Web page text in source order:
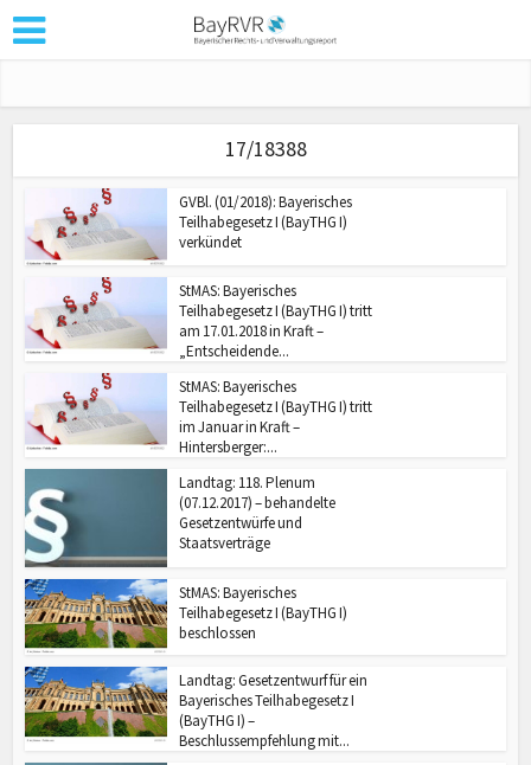
17/18388
GVBl. (01/2018): Bayerisches
Teilhabegesetz I (BayTHG I)
verkündet
StMAS: Bayerisches
Teilhabegesetz I (BayTHG I) tritt
am 17.01.2018 in Kraft –
„Entscheidende...
StMAS: Bayerisches
Teilhabegesetz I (BayTHG I) tritt
im Januar in Kraft –
Hintersberger:...
Landtag: 118. Plenum
(07.12.2017) – behandelte
Gesetzentwürfe und
Staatsverträge
StMAS: Bayerisches
Teilhabegesetz I (BayTHG I)
beschlossen
Landtag: Gesetzentwurf für ein
Bayerisches Teilhabegesetz I
(BayTHG I) –
Beschlussempfehlung mit...